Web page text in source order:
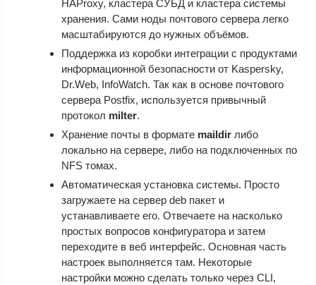
HAProxy, кластера СУБД и кластера системы
хранения. Сами ноды почтового сервера легко
масштабируются до нужных объёмов.
Поддержка из коробки интеграции с продуктами
информационной безопасности от Kaspersky,
Dr.Web, InfoWatch. Так как в основе почтового
сервера Postfix, используется привычный
протокол milter.
Хранение почты в формате maildirлибо
локально на сервере, либо на подключенных по
NFS томах.
Автоматическая установка системы. Просто
загружаете на сервер deb пакет и
устанавливаете его. Отвечаете на насколько
простых вопросов конфигуратора и затем
переходите в веб интерфейс. Основная часть
настроек выполняется там. Некоторые
настройки можно сделать только через CLI,